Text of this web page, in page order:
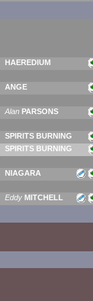
HAEREDIUM
ANGE
Alan PARSONS
SPIRITS BURNING
SPIRITS BURNING
NIAGARA
Eddy MITCHELL